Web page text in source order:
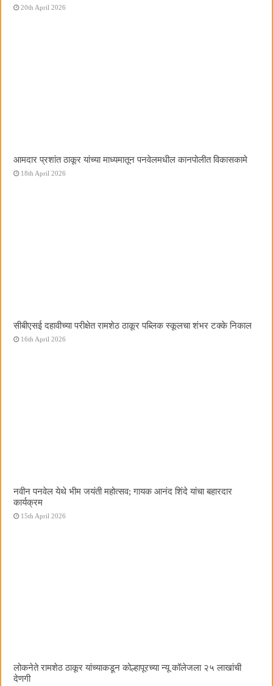
20th April 2026
आमदार प्रशांत ठाकूर यांच्या माध्यमातून पनवेलमधील कानपोलीत विकासकामे
18th April 2026
सीबीएसई दहावीच्या परीक्षेत रामशेठ ठाकूर पब्लिक स्कूलचा शंभर टक्के निकाल
16th April 2026
नवीन पनवेल येथे भीम जयंती महोत्सव; गायक आनंद शिंदे यांचा बहारदार
कार्यक्रम
15th April 2026
लोकनेते रामशेठ ठाकूर यांच्याकडून कोल्हापूरच्या न्यू कॉलेजला २५ लाखांची
देणगी